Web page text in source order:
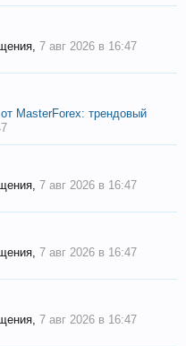
7 авг 2026 в 16:47
MasterForex: трендовый
7 авг 2026 в 16:47
7 авг 2026 в 16:47
7 авг 2026 в 16:47